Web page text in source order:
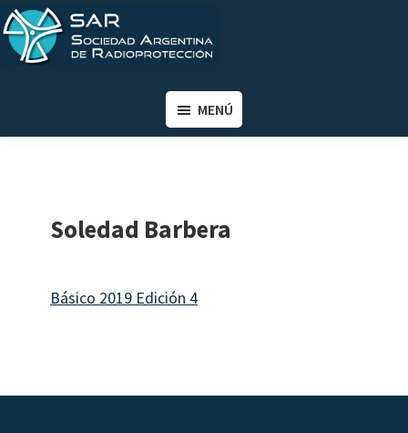
Saltar
al
contenido
Saltar
al
de
MENÚ
Soledad Barbera
Básico 2019 Edición 4